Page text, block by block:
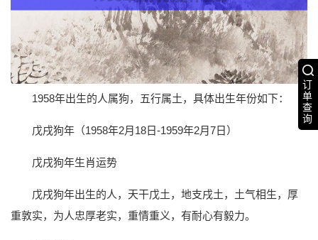
订
单
查
询
1958年出生的人属狗，五行属土，具体出生年份如下：
戊戌狗年（1958年2月18日-1959年2月7日）
戊戌狗年生肖运势
戊戌狗年出生的人，天干戊土，地支戌土，土气相生，厚
重敦实，为人忠厚老实，重情重义，有耐心有毅力。